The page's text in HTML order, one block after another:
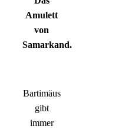
Amulett
von
Samarkand.
Bartimäus
gibt
immer